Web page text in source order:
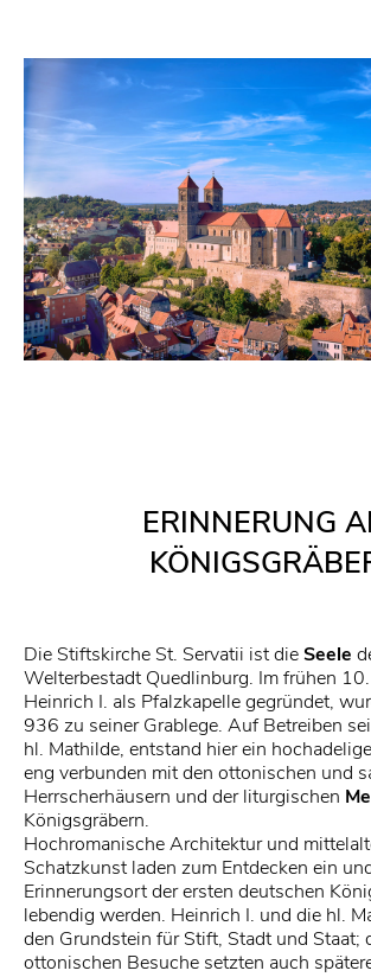
ERINNERUNG
Die Stiftskirche St. Servatii ist dieSeele
Welterbestadt Quedlinburg. Im frühen
Heinrich I. als Pfalzkapelle gegründet,
936 zu seiner Grablege. Auf Betreiben
hl. Mathilde, entstand hier ein
eng verbunden mit den ottonischen und
Herrscherhäusern und der liturgischen
Königsgräbern.
Hochromanische Architektur und
Schatzkunst laden zum Entdecken ein
Erinnerungsort der ersten deutschen
lebendig werden. Heinrich I. und die hl.
den Grundstein für Stift, Stadt und Staat;
ottonischen Besuche setzten auch